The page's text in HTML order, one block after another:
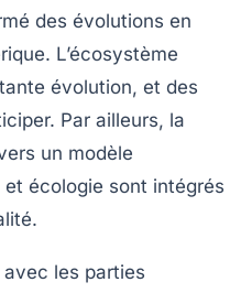
des évolutions en
. L’écosystème
évolution, et des
Par ailleurs, la
un modèle
écologie sont intégrés
les parties